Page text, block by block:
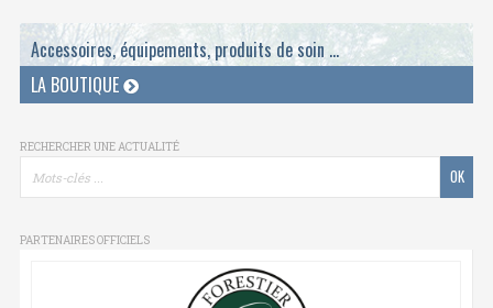
Accessoires, équipements, produits de soin ...
LA BOUTIQUE
RECHERCHER UNE ACTUALITÉ
PARTENAIRES OFFICIELS